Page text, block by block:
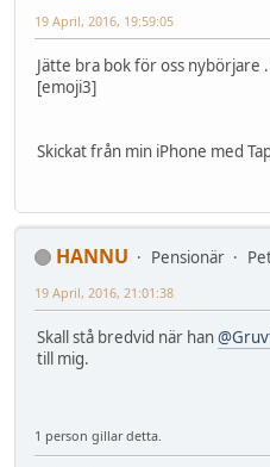
19 April, 2016, 19:59:05
Jätte bra bok för oss nybörjare
[emoji3]
Skickat från min iPhone med
HANNU Pensionär
19 April, 2016, 21:01:38
Skall stå bredvid när han
till mig.
1 person gillar detta.